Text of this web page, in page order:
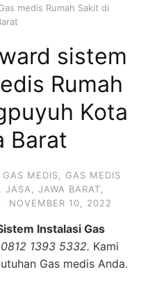
medis Rumah Sakit di
sistem
Rumah
Kota
Barat
GAS MEDIS
GAS MEDIS
JASA JAWA BARAT
· NOVEMBER 10, 2022
Instalasi Gas
0812 1393 5332. Kami
Gas medis Anda.